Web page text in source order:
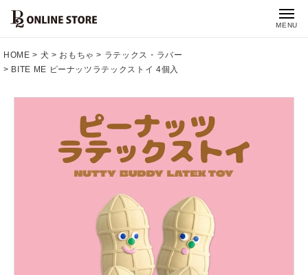
MENU
HOME 犬 おもちゃ
ラテックス・ラバー
BITE ME ピーナッツラテックストイ 4個入